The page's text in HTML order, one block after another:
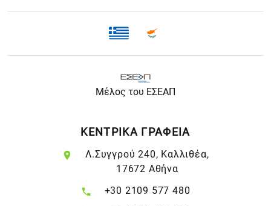
Μέλος του ΕΣΕΑΠ
ΚΕΝΤΡΙΚΑ ΓΡΑΦΕΙΑ
Λ.Συγγρού 240, Καλλιθέα,
17672 Αθήνα
+30 2109 577 480